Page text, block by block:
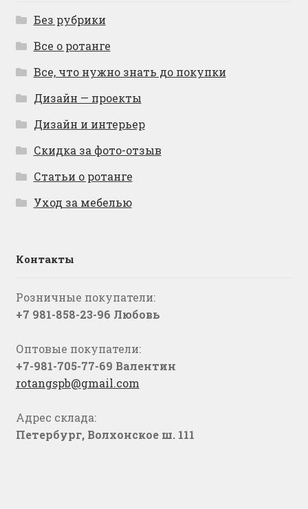
Без рубрики
Все о ротанге
Все, что нужно знать до покупки
Дизайн — проекты
Дизайн и интерьер
Скидка за фото-отзыв
Статьи о ротанге
Уход за мебелью
Контакты
Розничные покупатели:
+7 981-858-23-96 Любовь
Оптовые покупатели:
+7-981-705-77-69 Валентин
rotangspb@gmail.com
Адрес склада:
Петербург, Волхонское ш. 111